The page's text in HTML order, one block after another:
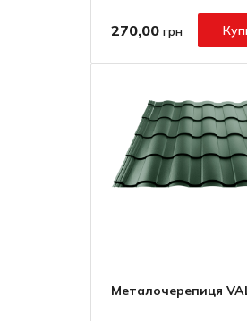
270,00 грн
Металочерепиця